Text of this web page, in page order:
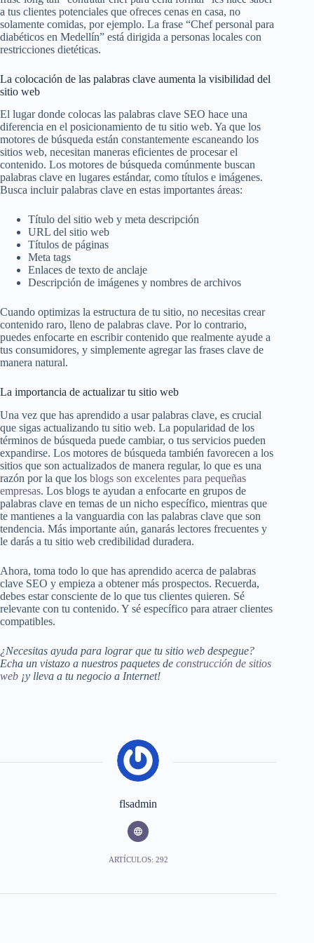
a tus clientes potenciales que ofreces cenas en casa, no
solamente comidas, por ejemplo. La frase “Chef personal para
diabéticos en Medellín” está dirigida a personas locales con
restricciones dietéticas.
La colocación de las palabras clave aumenta la visibilidad del
sitio web
El lugar donde colocas las palabras clave SEO hace una
diferencia en el posicionamiento de tu sitio web. Ya que los
motores de búsqueda están constantemente escaneando los
sitios web, necesitan maneras eficientes de procesar el
contenido. Los motores de búsqueda comúnmente buscan
palabras clave en lugares estándar, como títulos e imágenes.
Busca incluir palabras clave en estas importantes áreas:
Título del sitio web y meta descripción
URL del sitio web
Títulos de páginas
Meta tags
Enlaces de texto de anclaje
Descripción de imágenes y nombres de archivos
Cuando optimizas la estructura de tu sitio, no necesitas crear
contenido raro, lleno de palabras clave. Por lo contrario,
puedes enfocarte en escribir contenido que realmente ayude a
tus consumidores, y simplemente agregar las frases clave de
manera natural.
La importancia de actualizar tu sitio web
Una vez que has aprendido a usar palabras clave, es crucial
que sigas actualizando tu sitio web. La popularidad de los
términos de búsqueda puede cambiar, o tus servicios pueden
expandirse. Los motores de búsqueda también favorecen a los
sitios que son actualizados de manera regular, lo que es una
razón por la que los blogs son excelentes para pequeñas
empresas. Los blogs te ayudan a enfocarte en grupos de
palabras clave en temas de un nicho específico, mientras que
te mantienes a la vanguardia con las palabras clave que son
tendencia. Más importante aún, ganarás lectores frecuentes y
le darás a tu sitio web credibilidad duradera.
Ahora, toma todo lo que has aprendido acerca de palabras
clave SEO y empieza a obtener más prospectos. Recuerda,
debes estar consciente de lo que tus clientes quieren. Sé
relevante con tu contenido. Y sé específico para atraer clientes
compatibles.
¿Necesitas ayuda para lograr que tu sitio web despegue?
Echa un vistazo a nuestros paquetes de construcción de sitios
web ¡y lleva a tu negocio a Internet!
flsadmin
ARTÍCULOS: 292